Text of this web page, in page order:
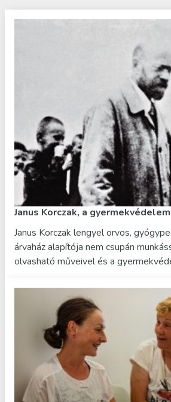
Janus Korczak, a
Janus Korczak lengyel orvos,
árvaház alapítója nem csupán
olvasható műveivel és a